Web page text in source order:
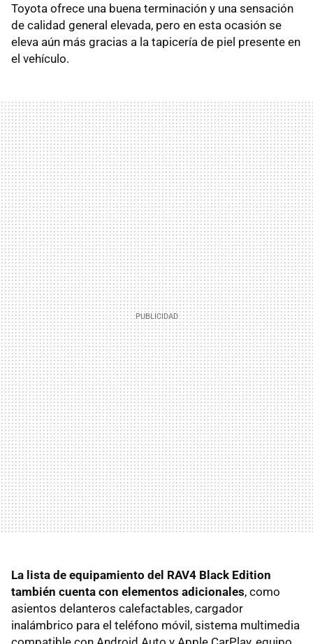
Toyota ofrece una buena terminación y una sensación
de calidad general elevada, pero en esta ocasión se
eleva aún más gracias a la tapicería de piel presente en
el vehículo.
La lista de equipamiento del RAV4 Black Edition
también cuenta con elementos adicionales, como
asientos delanteros calefactables, cargador
inalámbrico para el teléfono móvil, sistema multimedia